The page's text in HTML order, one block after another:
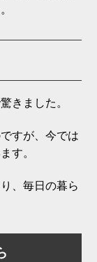
きました。
すが、今では
す。
、毎日の暮ら